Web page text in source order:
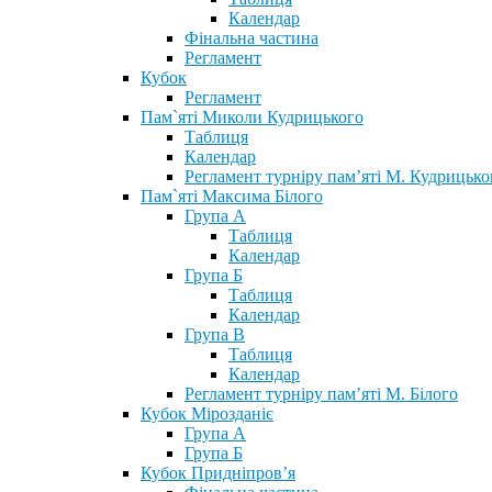
Календар
Фінальна частина
Регламент
Кубок
Регламент
Пам`яті Миколи Кудрицького
Таблиця
Календар
Регламент турніру пам’яті М.
Пам`яті Максима Білого
Група А
Таблиця
Календар
Група Б
Таблиця
Календар
Група В
Таблиця
Календар
Регламент турніру пам’яті М. Білого
Кубок Мірозданіє
Група А
Група Б
Кубок Придніпров’я